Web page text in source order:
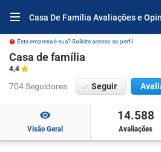
Casa De Família Avaliações e
Esta empresa é sua? Solicite acesso ao perfil.
Casa de família
4,4
704 Seguidores Seguir
Visão Geral
14.588
Avaliações